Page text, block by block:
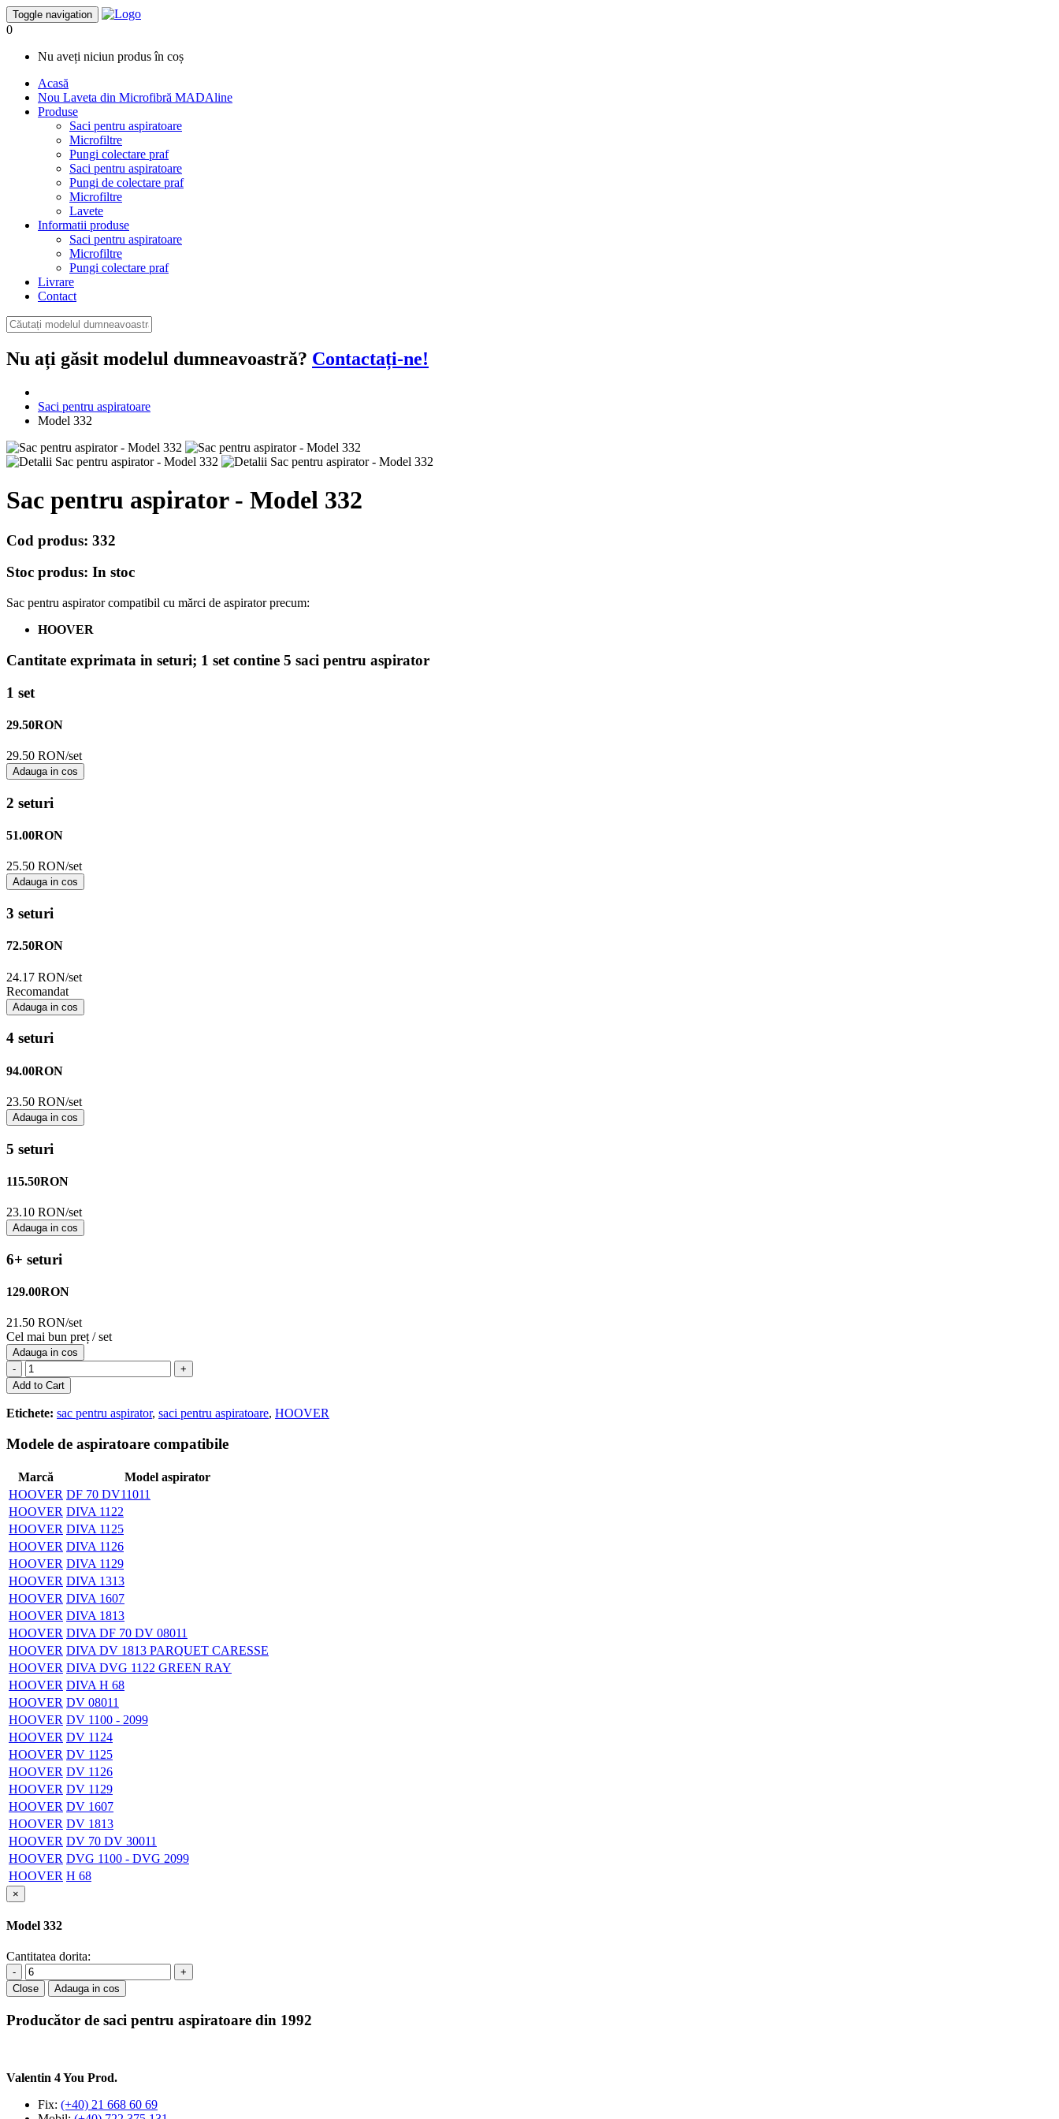
Toggle navigation
0
Nu aveți niciun produs în coș
Acasă
Nou Laveta din Microfibră MADAline
Produse
Saci pentru aspiratoare
Microfiltre
Pungi colectare praf
Saci pentru aspiratoare
Pungi de colectare praf
Microfiltre
Lavete
Informatii produse
Saci pentru aspiratoare
Microfiltre
Pungi colectare praf
Livrare
Contact
Nu ați găsit modelul dumneavoastră? Contactați-ne!
Saci pentru aspiratoare
Model 332
Sac pentru aspirator - Model 332
Cod produs: 332
Stoc produs: In stoc
Sac pentru aspirator compatibil cu mărci de aspirator precum:
HOOVER
Cantitate exprimata in seturi; 1 set contine 5 saci pentru aspirator
1 set
29.50RON
29.50 RON/set
Adauga in cos
2 seturi
51.00RON
25.50 RON/set
Adauga in cos
3 seturi
72.50RON
24.17 RON/set
Recomandat
Adauga in cos
4 seturi
94.00RON
23.50 RON/set
Adauga in cos
5 seturi
115.50RON
23.10 RON/set
Adauga in cos
6+ seturi
129.00RON
21.50 RON/set
Cel mai bun preț / set
Adauga in cos
-
+
Add to Cart
Etichete: sac pentru aspirator, saci pentru aspiratoare, HOOVER
Modele de aspiratoare compatibile
Marcă
Model aspirator
HOOVER DF 70 DV11011
HOOVER DIVA 1122
HOOVER DIVA 1125
HOOVER DIVA 1126
HOOVER DIVA 1129
HOOVER DIVA 1313
HOOVER DIVA 1607
HOOVER DIVA 1813
HOOVER DIVA DF 70 DV 08011
HOOVER DIVA DV 1813 PARQUET CARESSE
HOOVER DIVA DVG 1122 GREEN RAY
HOOVER DIVA H 68
HOOVER DV 08011
HOOVER DV 1100 - 2099
HOOVER DV 1124
HOOVER DV 1125
HOOVER DV 1126
HOOVER DV 1129
HOOVER DV 1607
HOOVER DV 1813
HOOVER DV 70 DV 30011
HOOVER DVG 1100 - DVG 2099
HOOVER H 68
×
Model 332
Cantitatea dorita:
-
+
Close
Adauga in cos
Producător de saci pentru aspiratoare din 1992
Valentin 4 You Prod.
Fix: (+40) 21 668 60 69